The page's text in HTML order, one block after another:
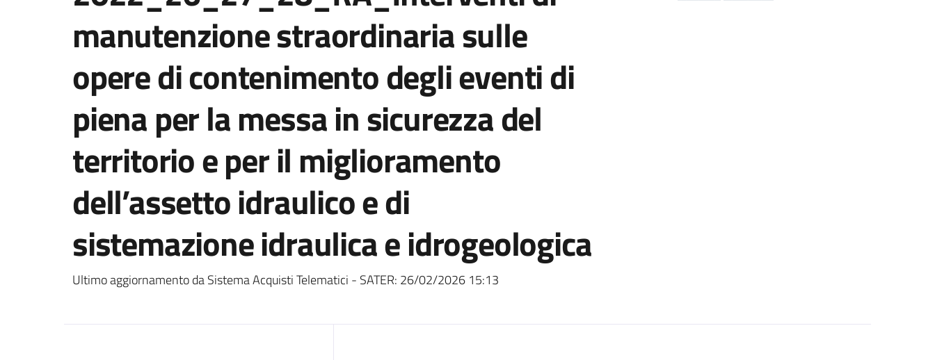
manutenzione straordinaria sulle
opere di contenimento degli eventi di
piena per la messa in sicurezza del
territorio e per il miglioramento
dell’assetto idraulico e di
sistemazione idraulica e idrogeologica
Ultimo aggiornamento da Sistema Acquisti Telematici - SATER: 26/02/2026 15:13